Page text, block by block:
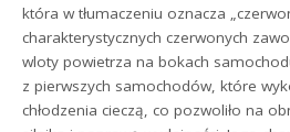
która w tłumaczeniu oznacza
charakterystycznych czerwonych
wloty powietrza na bokach
z pierwszych samochodów, które
chłodzenia cieczą, co pozwoliło na